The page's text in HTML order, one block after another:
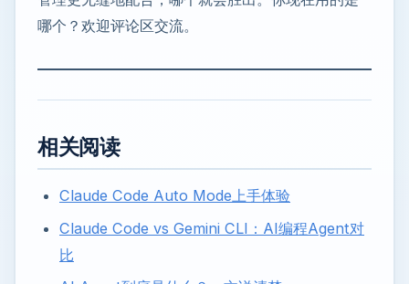
哪个？欢迎评论区交流。
相关阅读
Claude Code Auto Mode上手体验
Claude Code vs Gemini CLI：AI编程Agent对
比